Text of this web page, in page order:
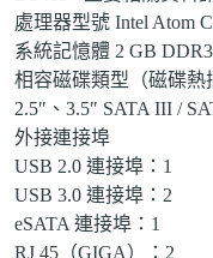
處理器型號 Intel Atom
系統記憶體 2 GB DDR3
相容磁碟類型（磁碟熱
2.5″、3.5″ SATA III /
外接連接埠
USB 2.0 連接埠：1
USB 3.0 連接埠：2
eSATA 連接埠：1
RJ 45（GIGA）：2